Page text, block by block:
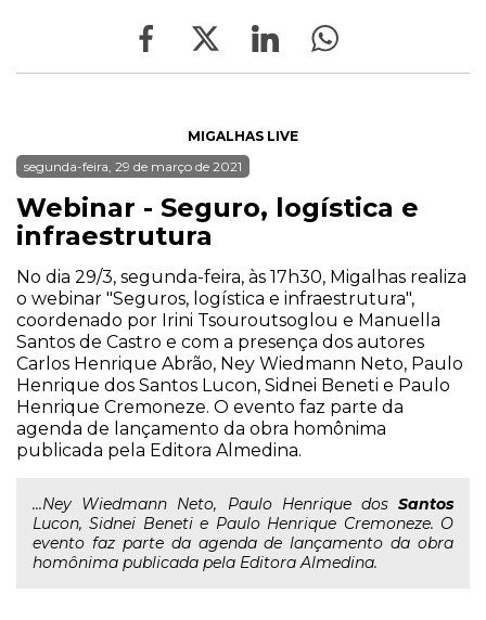
MIGALHAS LIVE
segunda-feira, 29 de março de 2021
Webinar - Seguro, logística e
infraestrutura
No dia 29/3, segunda-feira, às 17h30, Migalhas realiza
o webinar "Seguros, logística e infraestrutura",
coordenado por Irini Tsouroutsoglou e Manuella
Santos de Castro e com a presença dos autores
Carlos Henrique Abrão, Ney Wiedmann Neto, Paulo
Henrique dos Santos Lucon, Sidnei Beneti e Paulo
Henrique Cremoneze. O evento faz parte da
agenda de lançamento da obra homônima
publicada pela Editora Almedina.
...Ney Wiedmann Neto, Paulo Henrique dos Santos
Lucon, Sidnei Beneti e Paulo Henrique Cremoneze. O
evento faz parte da agenda de lançamento da obra
homônima publicada pela Editora Almedina.